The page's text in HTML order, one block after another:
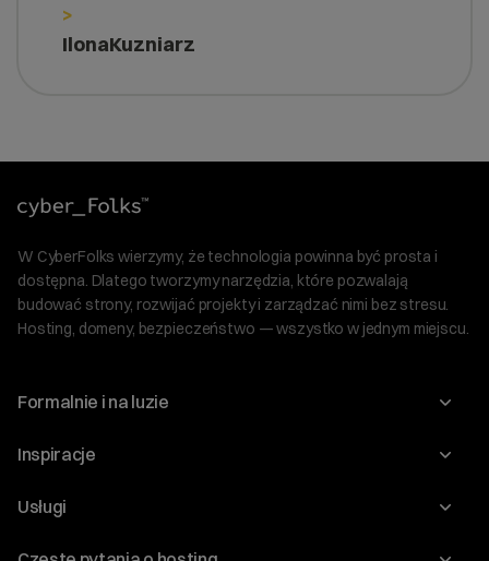
>
IlonaKuzniarz
W CyberFolks wierzymy, że technologia powinna być prosta i
dostępna. Dlatego tworzymy narzędzia, które pozwalają
budować strony, rozwijać projekty i zarządzać nimi bez stresu.
Hosting, domeny, bezpieczeństwo — wszystko w jednym miejscu.
Formalnie i na luzie
O nas
Program Korzyści dla Inwestorów
Inspiracje
Blog
Usługi
Domeny